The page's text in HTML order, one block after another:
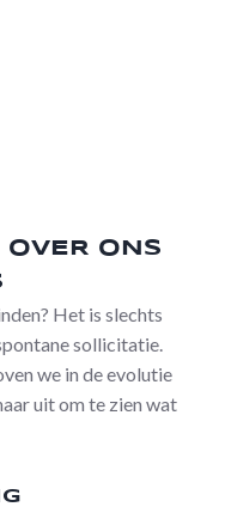
OVER ONS
Het is slechts
sollicitatie.
we in de evolutie
uit om te zien wat